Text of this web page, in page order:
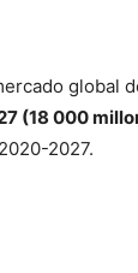
global
(18 000
2027.